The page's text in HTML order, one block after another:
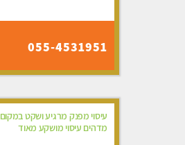
055-4531951
עיסוי מפנק מרגיע ושקט במקום
מדהים עיסוי מושקע מאוד